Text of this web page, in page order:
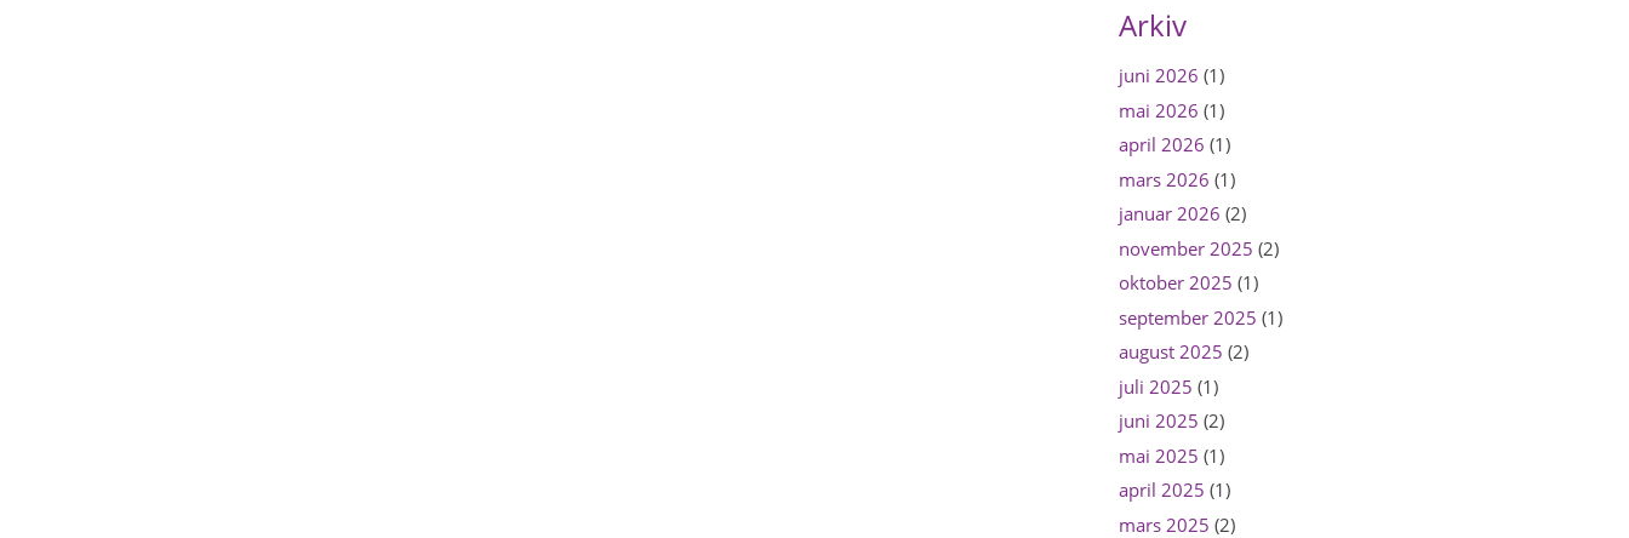
Arkiv
juni 2026 (1)
mai 2026 (1)
april 2026 (1)
mars 2026 (1)
januar 2026 (2)
november 2025 (2)
oktober 2025 (1)
september 2025 (1)
august 2025 (2)
juli 2025 (1)
juni 2025 (2)
mai 2025 (1)
april 2025 (1)
mars 2025 (2)